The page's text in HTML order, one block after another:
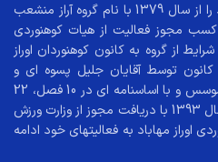
کانون کوهنوردان اوراز فعالیت خود را از سال 1379 با نام گروه آراز منشعب
کسب مجوز فعالیت از هیات کوهنوردی
پس از احراز شرایط از گروه به کانون کوهنوردان اوراز
ارتقا یافت. کانون توسط آقایان جلیل پسوه ای و
جمال و عطا عزیزی اعضای هیات موسس و با اساسنامه ای در 10 فصل، 22
ماده و 9 تبصره تاسیس گردید.از سال 1393 با دریافت مجوز از وزارت ورزش
اوراز مهاباد به فعالیتهای خود ادامه